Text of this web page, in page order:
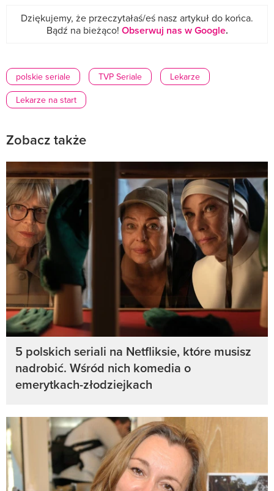
Dziękujemy, że przeczytałaś/eś nasz artykuł do końca.
Bądź na bieżąco! Obserwuj nas w Google.
polskie seriale TVP Seriale
Lekarze
Lekarze na start
Zobacz także
5 polskich seriali na Netfliksie, które musisz
nadrobić. Wśród nich komedia o
emerytkach-złodziejkach